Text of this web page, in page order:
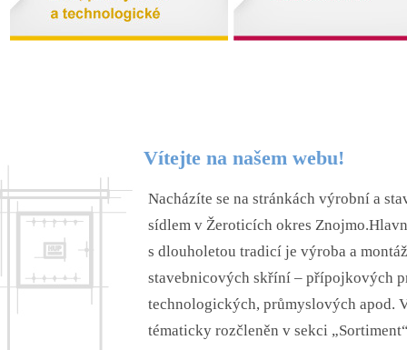
Vítejte na našem webu!
Nacházíte se na stránkách výrobní a
sídlem v Žeroticích okres
s dlouholetou tradicí je výroba a
stavebnicových skříní – přípojkových
technologických, průmyslových apod.
tématicky rozčleněn v sekci